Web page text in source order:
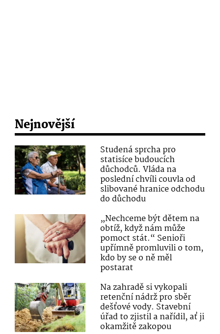
Nejnovější
Studená sprcha pro
statisíce budoucích
důchodců. Vláda na
poslední chvíli couvla od
slibované hranice odchodu
do důchodu
„Nechceme být dětem na
obtíž, když nám může
pomoct stát.“ Senioři
upřímně promluvili o tom,
kdo by se o ně měl
postarat
Na zahradě si vykopali
retenční nádrž pro sběr
dešťové vody. Stavební
úřad to zjistil a nařídil, ať ji
okamžitě zakopou